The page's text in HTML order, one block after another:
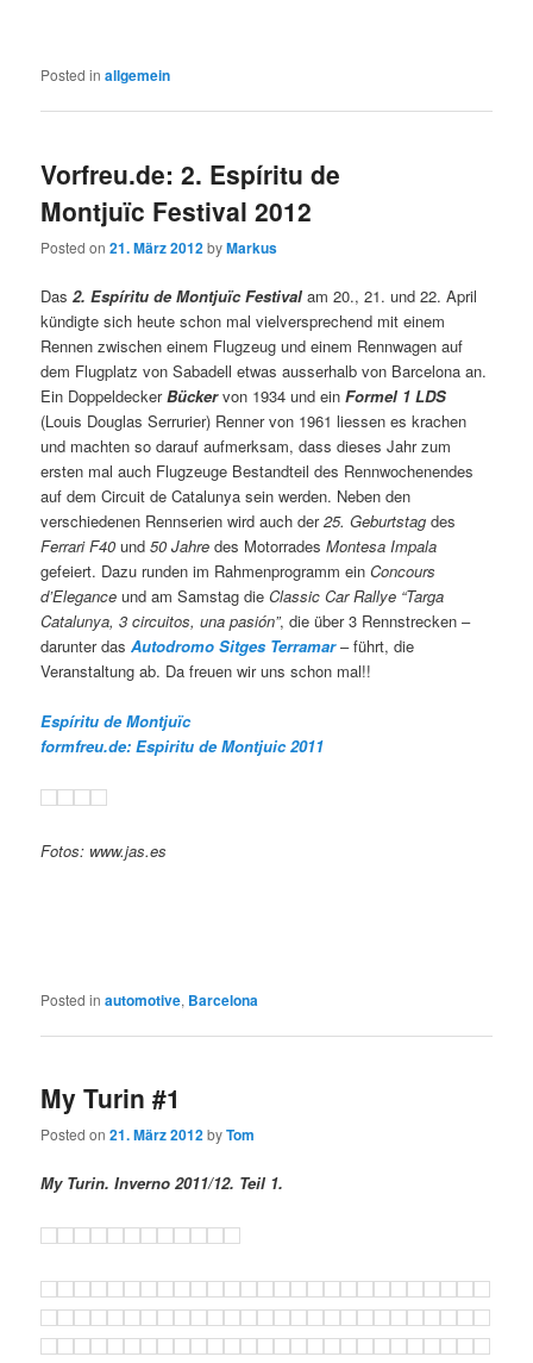
Posted in allgemein
Vorfreu.de: 2. Espíritu de
Montjuïc Festival 2012
Posted on21. März 2012byMarkus
Das2. Espíritu de Montjuïc Festivalam 20., 21. und 22. April
kündigte sich heute schon mal vielversprechend mit einem
Rennen zwischen einem Flugzeug und einem Rennwagen auf
dem Flugplatz von Sabadell etwas ausserhalb von Barcelona an.
Ein DoppeldeckerBückervon 1934 und einFormel 1 LDS
(Louis Douglas Serrurier) Renner von 1961 liessen es krachen
und machten so darauf aufmerksam, dass dieses Jahr zum
ersten mal auch Flugzeuge Bestandteil des Rennwochenendes
auf dem Circuit de Catalunya sein werden. Neben den
verschiedenen Rennserien wird auch der25. Geburtstag des
Ferrari F40 und50 Jahredes MotorradesMontesa Impala
gefeiert. Dazu runden im Rahmenprogramm einConcours
d’Eleganceund am Samstag dieClassic Car Rallye “Targa
Catalunya, 3 circuitos, una pasión”, die über 3 Rennstrecken –
darunter dasAutodromo Sitges Terramar– führt, die
Veranstaltung ab. Da freuen wir uns schon mal!!
Espíritu de Montjuïc
formfreu.de: Espiritu de Montjuic 2011
Fotos: www.jas.es
Posted in automotive, Barcelona
My Turin #1
Posted on21. März 2012byTom
My Turin. Inverno 2011/12. Teil 1.